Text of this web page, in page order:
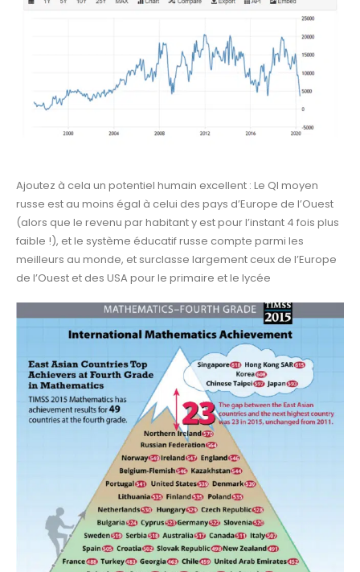
Ajoutez à cela un potentiel humain excellent : Le QI moyen
russe est au moins égal à celui des pays d’Europe de l’Ouest
(alors que le revenu par habitant y est pour l’instant 4 fois plus
faible !), et le système éducatif russe compte parmi les
meilleurs au monde, et surclasse largement ceux de l’Europe
de l’Ouest et des USA pour le primaire et le lycée